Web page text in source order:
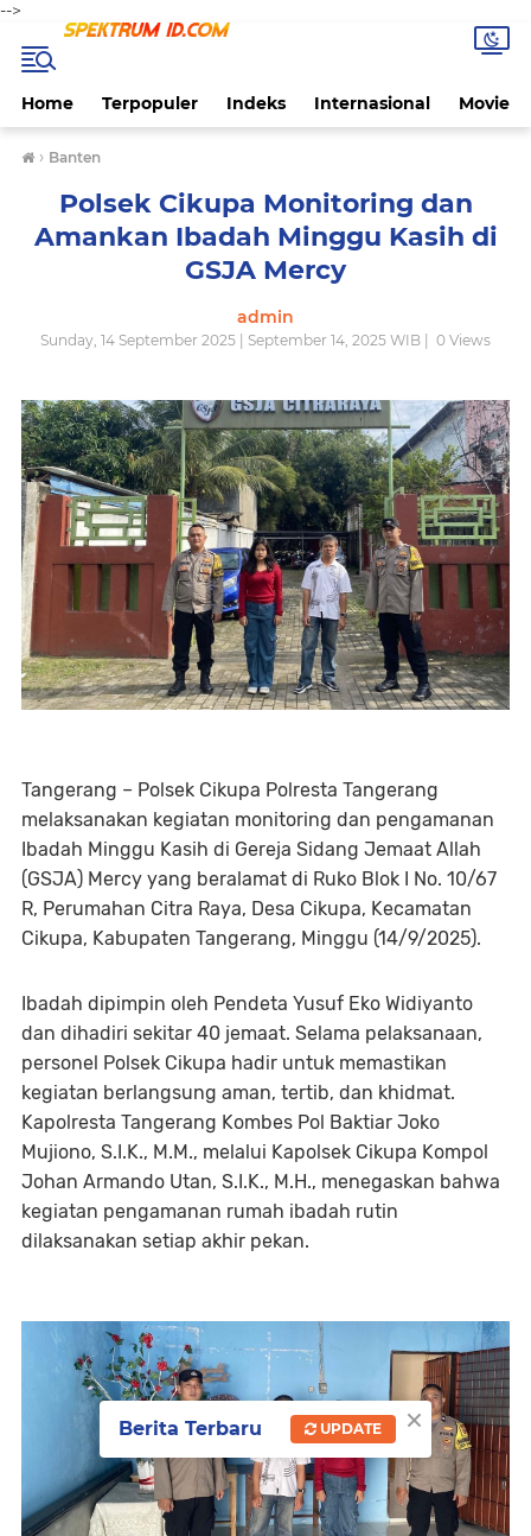
-->
Home Terpopuler Indeks Internasional Movie
› Banten
Polsek Cikupa Monitoring dan
Amankan Ibadah Minggu Kasih di
GSJA Mercy
admin
Sunday, 14 September 2025 | September 14, 2025 WIB | 0 Views
Tangerang – Polsek Cikupa Polresta Tangerang
melaksanakan kegiatan monitoring dan pengamanan
Ibadah Minggu Kasih di Gereja Sidang Jemaat Allah
(GSJA) Mercy yang beralamat di Ruko Blok I No. 10/67
R, Perumahan Citra Raya, Desa Cikupa, Kecamatan
Cikupa, Kabupaten Tangerang, Minggu (14/9/2025).
Ibadah dipimpin oleh Pendeta Yusuf Eko Widiyanto
dan dihadiri sekitar 40 jemaat. Selama pelaksanaan,
personel Polsek Cikupa hadir untuk memastikan
kegiatan berlangsung aman, tertib, dan khidmat.
Kapolresta Tangerang Kombes Pol Baktiar Joko
Mujiono, S.I.K., M.M., melalui Kapolsek Cikupa Kompol
Johan Armando Utan, S.I.K., M.H., menegaskan bahwa
kegiatan pengamanan rumah ibadah rutin
dilaksanakan setiap akhir pekan.
×
Berita Terbaru UPDATE